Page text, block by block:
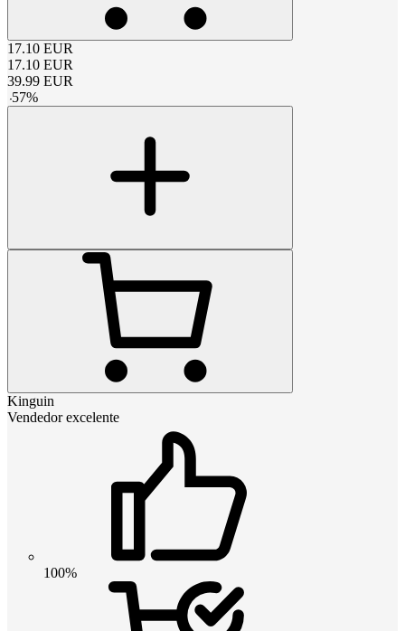
17.10 EUR
17.10 EUR
39.99 EUR
-57%
Kinguin
Vendedor excelente
100%